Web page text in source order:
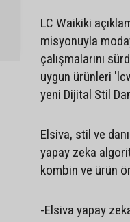
LC Waikiki
misyonuyla
çalışmalarını
uygun ürünleri
yeni Dijital Stil
Elsiva, stil ve
yapay zeka
kombin ve ürün
-Elsiva yapay